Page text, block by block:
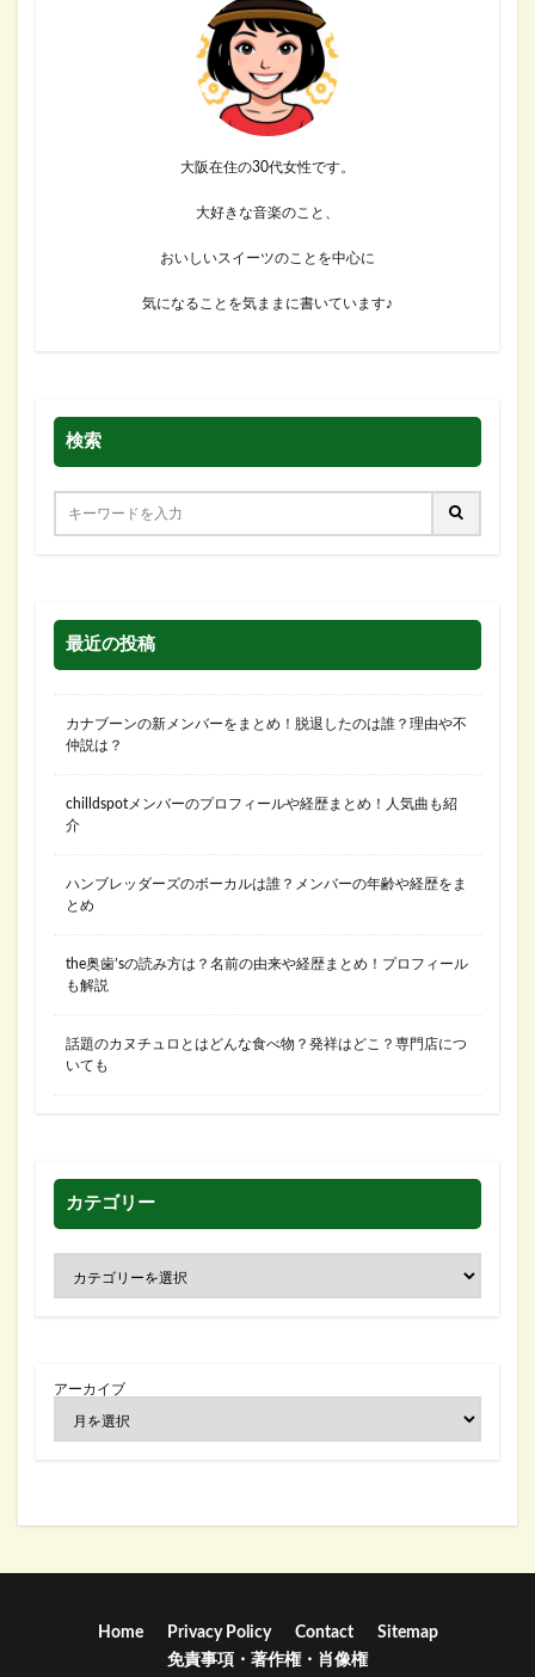
大阪在住の30代女性です。
大好きな音楽のこと、
おいしいスイーツのことを中心に
気になることを気ままに書いています♪
検索
最近の投稿
カナブーンの新メンバーをまとめ！脱退したのは誰？理由や不
仲説は？
chilldspotメンバーのプロフィールや経歴まとめ！人気曲も紹
介
ハンブレッダーズのボーカルは誰？メンバーの年齢や経歴をま
とめ
the奥歯’sの読み方は？名前の由来や経歴まとめ！プロフィール
も解説
話題のカヌチュロとはどんな食べ物？発祥はどこ？専門店につ
いても
カテゴリー
アーカイブ
Home Privacy Policy Contact
Sitemap
免責事項・著作権・肖像権